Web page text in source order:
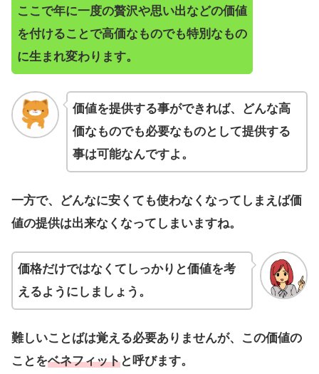
ここで年に一度の贅沢や思い出などの価値
を付けることで高価なものでも特別なもの
に生まれ変わります。
価値を提供する事ができれば、どんな高
価なものでも必要なものとして提供する
事は可能なんですよ。
一方で、どんなに安くても使わなくなってしまえば価
値の提供は出来なくなってしまいますね。
価格だけではなくてしっかりと価値を考
えるようにしましょう。
難しいことばは覚える必要ありませんが、この価値の
ことをベネフィットと呼びます。